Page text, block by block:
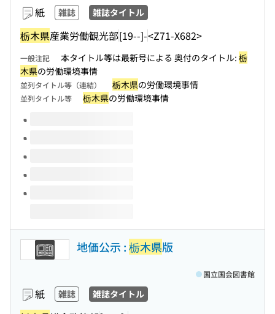
紙 雑誌 雑誌タイトル
栃木県産業労働観光部[19--]-<Z71-X682>
一般注記 本タイトル等は最新号による 奥付のタイトル: 栃
木県の労働環境事情
並列タイトル等（連結） 栃木県の労働環境事情
並列タイトル等 栃木県の労働環境事情
このタイトルの巻号
地価公示 :栃木県版
紙 雑誌 雑誌タイトル
国立国会図書館